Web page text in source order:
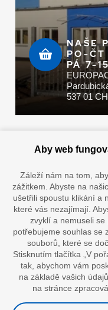
NAŠE
PO-ČT
PÁ 7-
537 01
Doprava
Aby web
Záleží nám na tom,
zážitkem. Abyste na
ušetřili spoustu klikání a
které vás nezajímají.
zvyklí a nemuseli
potřebujeme souhlas se
souborů, které se
Stisknutím tlačítka „V
tak, abychom vám
na základě vašich
na stránce